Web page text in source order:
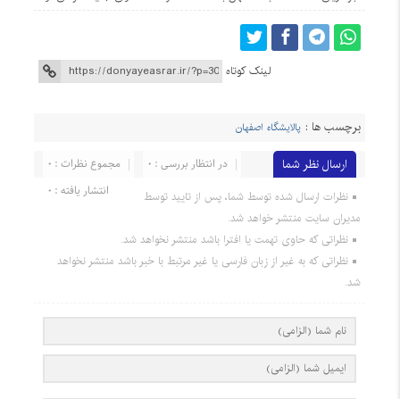
لینک کوتاه
برچسب ها : پالایشگاه اصفهان
ارسال نظر شما مجموع نظرات : 0
در انتظار بررسی : 0
انتشار یافته : 0
نظرات ارسال شده توسط شما، پس از تایید توسط
مدیران سایت منتشر خواهد شد.
نظراتی که حاوی تهمت یا افترا باشد منتشر نخواهد شد.
نظراتی که به غیر از زبان فارسی یا غیر مرتبط با خبر باشد منتشر نخواهد
شد.